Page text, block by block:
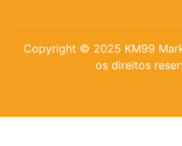
Copyright © 2025 KM99
os direitos